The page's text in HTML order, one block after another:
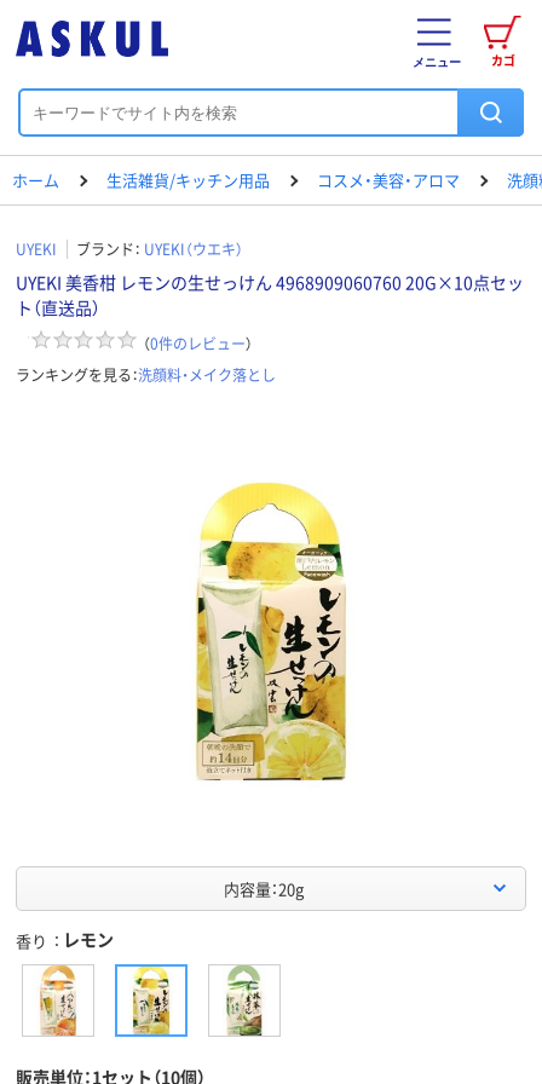
カゴ
メニュー
ホーム 生活雑貨/キッチン用品 コスメ・美容・アロマ 洗顔
UYEKI ブランド： UYEKI（ウエキ）
UYEKI 美香柑 レモンの生せっけん 4968909060760 20G×10点セッ
ト（直送品）
（0件のレビュー）
ランキングを見る：洗顔料・メイク落とし
内容量：20g
香り レモン
販売単位：1セット（10個）